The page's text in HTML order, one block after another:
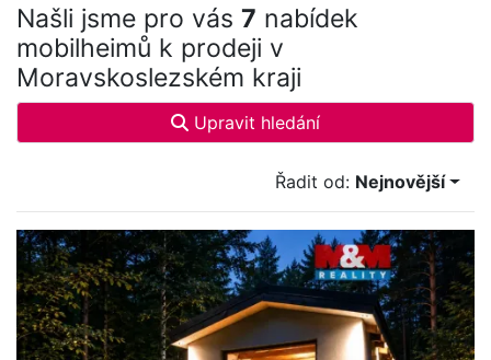
Našli jsme pro vás 7 nabídek
mobilheimů k prodeji v
Moravskoslezském kraji
Upravit hledání
Řadit od: Nejnovější